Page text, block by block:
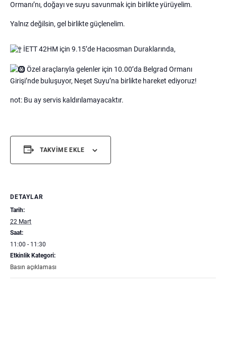
Ormanı’nı, doğayı ve suyu savunmak için birlikte yürüyelim.
Yalnız değilsin, gel birlikte güçlenelim.
İETT 42HM için 9.15’de Hacıosman Duraklarında,
Özel araçlarıyla gelenler için 10.00’da Belgrad Ormanı
Girişi’nde buluşuyor, Neşet Suyu’na birlikte hareket ediyoruz!
not: Bu ay servis kaldırılamayacaktır.
TAKVIME EKLE
DETAYLAR
Tarih:
22 Mart
Saat:
11:00 - 11:30
Etkinlik Kategori:
Basın açıklaması